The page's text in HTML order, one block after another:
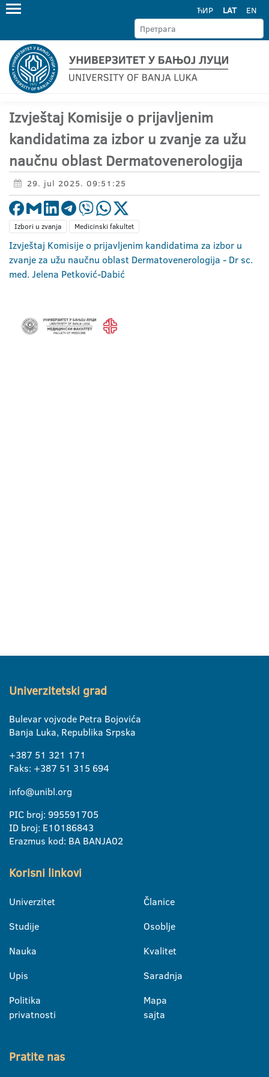
ЋИР LAT EN
Izvještaj Komisije o prijavljenim
kandidatima za izbor u zvanje za užu
naučnu oblast Dermatovenerologija
29. jul 2025. 09:51:25
Izbori u zvanja Medicinski fakultet
Izvještaj Komisije o prijavljenim kandidatima za izbor u
zvanje za užu naučnu oblast Dermatovenerologija - Dr sc.
med. Jelena Petković-Dabić
Univerzitetski grad
Bulevar vojvode Petra Bojovića
Banja Luka, Republika Srpska
+387 51 321 171
Faks: +387 51 315 694
info@unibl.org
PIC broj: 995591705
ID broj: E10186843
Erazmus kod: BA BANJA02
Korisni linkovi
Univerzitet
Studije
Nauka
Upis
Politika
privatnosti
Članice
Osoblje
Kvalitet
Saradnja
Mapa
sajta
Pratite nas